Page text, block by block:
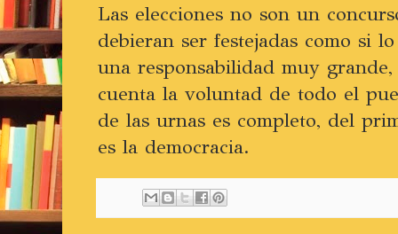
Las elecciones no son un
debieran ser festejadas como si
una responsabilidad muy
cuenta la voluntad de todo el
de las urnas es completo, del
es la democracia.